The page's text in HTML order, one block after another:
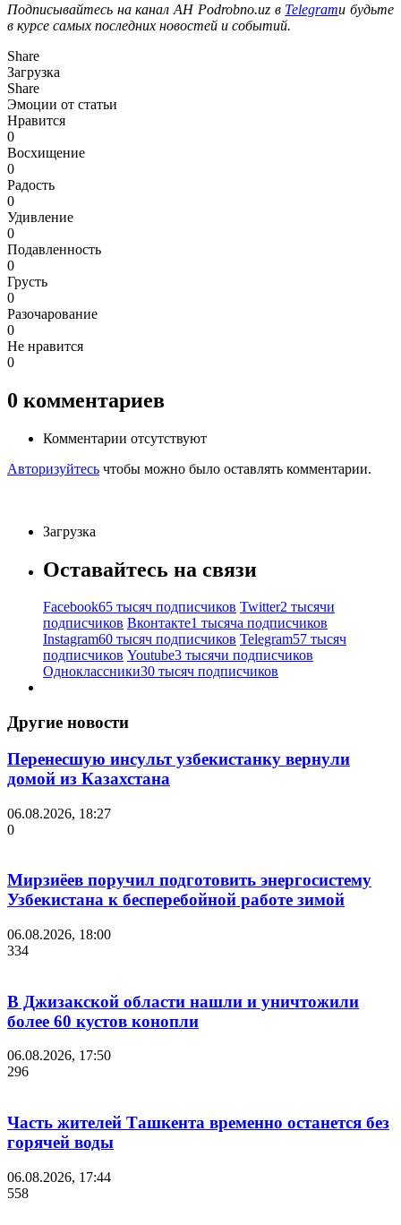
Подписывайтесь на канал АН Podrobno.uz в Telegramи будьте
в курсе самых последних новостей и событий.
Share
Загрузка
Share
Эмоции от статьи
Нравится
0
Восхищение
0
Радость
0
Удивление
0
Подавленность
0
Грусть
0
Разочарование
0
Не нравится
0
0 комментариев
Комментарии отсутствуют
Авторизуйтесь чтобы можно было оставлять комментарии.
Загрузка
Оставайтесь на связи
Facebook65 тысяч подписчиков Twitter2 тысячи
подписчиков Вконтакте1 тысяча подписчиков
Instagram60 тысяч подписчиков Telegram57 тысяч
подписчиков Youtube3 тысячи подписчиков
Одноклассники30 тысяч подписчиков
Другие новости
Перенесшую инсульт узбекистанку вернули
домой из Казахстана
06.08.2026, 18:27
0
Мирзиёев поручил подготовить энергосистему
Узбекистана к бесперебойной работе зимой
06.08.2026, 18:00
334
В Джизакской области нашли и уничтожили
более 60 кустов конопли
06.08.2026, 17:50
296
Часть жителей Ташкента временно останется без
горячей воды
06.08.2026, 17:44
558